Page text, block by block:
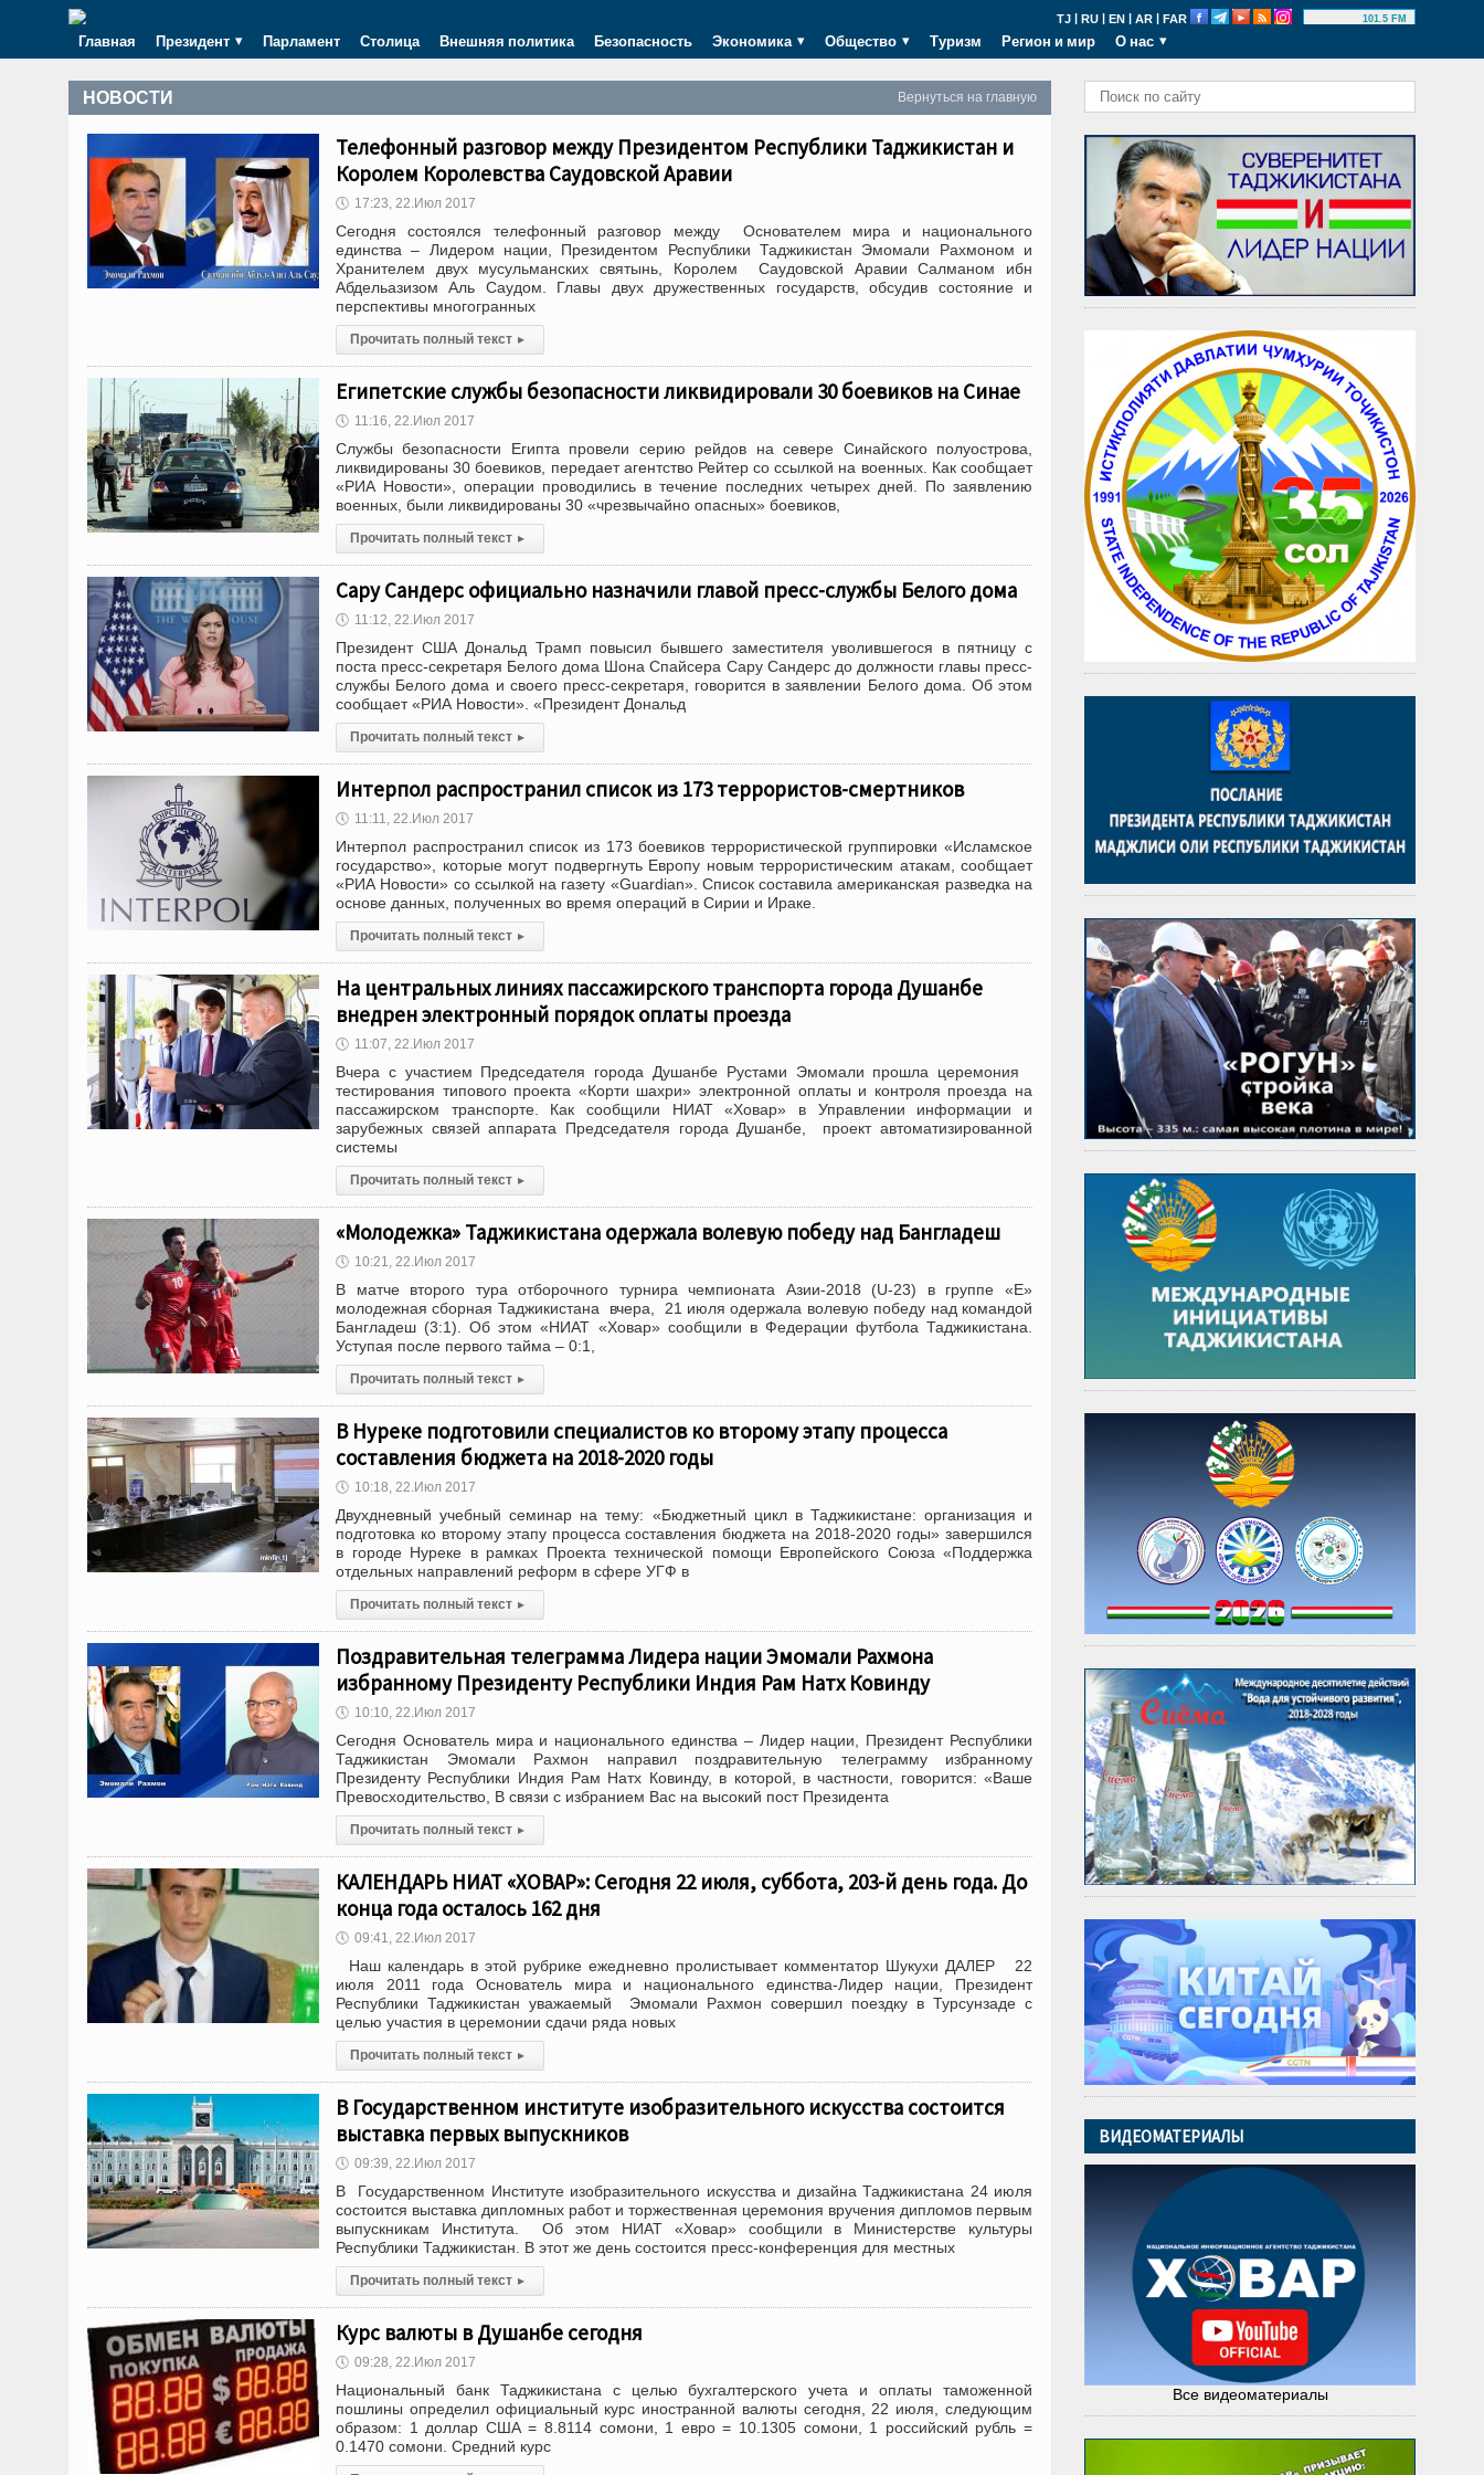
TJ | RU | EN | AR | FAR 101.5 FM
Главная Президент Парламент Столица Внешняя политика Безопасность Экономика Общество Туризм Регион и мир О нас
Вернуться на главную
НОВОСТИ
Телефонный разговор между Президентом Республики Таджикистан и
Королем Королевства Саудовской Аравии
🕔 17:23, 22.Июл 2017
Сегодня состоялся телефонный разговор между Основателем мира и национального
единства – Лидером нации, Президентом Республики Таджикистан Эмомали Рахмоном и
Хранителем двух мусульманских святынь, Королем Саудовской Аравии Салманом ибн
Абдельазизом Аль Саудом. Главы двух дружественных государств, обсудив состояние и
перспективы многогранных
Прочитать полный текст ▸
Египетские службы безопасности ликвидировали 30 боевиков на Синае
🕔 11:16, 22.Июл 2017
Службы безопасности Египта провели серию рейдов на севере Синайского полуострова,
ликвидированы 30 боевиков, передает агентство Рейтер со ссылкой на военных. Как сообщает
«РИА Новости», операции проводились в течение последних четырех дней. По заявлению
военных, были ликвидированы 30 «чрезвычайно опасных» боевиков,
Прочитать полный текст ▸
Сару Сандерс официально назначили главой пресс-службы Белого дома
🕔 11:12, 22.Июл 2017
Президент США Дональд Трамп повысил бывшего заместителя уволившегося в пятницу с
поста пресс-секретаря Белого дома Шона Спайсера Сару Сандерс до должности главы пресс-
службы Белого дома и своего пресс-секретаря, говорится в заявлении Белого дома. Об этом
сообщает «РИА Новости». «Президент Дональд
Прочитать полный текст ▸
Интерпол распространил список из 173 террористов-смертников
🕔 11:11, 22.Июл 2017
Интерпол распространил список из 173 боевиков террористической группировки «Исламское
государство», которые могут подвергнуть Европу новым террористическим атакам, сообщает
«РИА Новости» со ссылкой на газету «Guardian». Список составила американская разведка на
основе данных, полученных во время операций в Сирии и Ираке.
Прочитать полный текст ▸
На центральных линиях пассажирского транспорта города Душанбе
внедрен электронный порядок оплаты проезда
🕔 11:07, 22.Июл 2017
Вчера с участием Председателя города Душанбе Рустами Эмомали прошла церемония
тестирования типового проекта «Корти шахри» электронной оплаты и контроля проезда на
пассажирском транспорте. Как сообщили НИАТ «Ховар» в Управлении информации и
зарубежных связей аппарата Председателя города Душанбе, проект автоматизированной
системы
Прочитать полный текст ▸
«Молодежка» Таджикистана одержала волевую победу над Бангладеш
🕔 10:21, 22.Июл 2017
В матче второго тура отборочного турнира чемпионата Азии-2018 (U-23) в группе «Е»
молодежная сборная Таджикистана вчера, 21 июля одержала волевую победу над командой
Бангладеш (3:1). Об этом «НИАТ «Ховар» сообщили в Федерации футбола Таджикистана.
Уступая после первого тайма – 0:1,
Прочитать полный текст ▸
В Нуреке подготовили специалистов ко второму этапу процесса
составления бюджета на 2018-2020 годы
🕔 10:18, 22.Июл 2017
Двухдневный учебный семинар на тему: «Бюджетный цикл в Таджикистане: организация и
подготовка ко второму этапу процесса составления бюджета на 2018-2020 годы» завершился
в городе Нуреке в рамках Проекта технической помощи Европейского Союза «Поддержка
отдельных направлений реформ в сфере УГФ в
Прочитать полный текст ▸
Поздравительная телеграмма Лидера нации Эмомали Рахмона
избранному Президенту Республики Индия Рам Натх Ковинду
🕔 10:10, 22.Июл 2017
Сегодня Основатель мира и национального единства – Лидер нации, Президент Республики
Таджикистан Эмомали Рахмон направил поздравительную телеграмму избранному
Президенту Республики Индия Рам Натх Ковинду, в которой, в частности, говорится: «Ваше
Превосходительство, В связи с избранием Вас на высокий пост Президента
Прочитать полный текст ▸
КАЛЕНДАРЬ НИАТ «ХОВАР»: Сегодня 22 июля, суббота, 203-й день года. До
конца года осталось 162 дня
🕔 09:41, 22.Июл 2017
Наш календарь в этой рубрике ежедневно пролистывает комментатор Шукухи ДАЛЕР 22
июля 2011 года Основатель мира и национального единства-Лидер нации, Президент
Республики Таджикистан уважаемый Эмомали Рахмон совершил поездку в Турсунзаде с
целью участия в церемонии сдачи ряда новых
Прочитать полный текст ▸
В Государственном институте изобразительного искусства состоится
выставка первых выпускников
🕔 09:39, 22.Июл 2017
В Государственном Институте изобразительного искусства и дизайна Таджикистана 24 июля
состоится выставка дипломных работ и торжественная церемония вручения дипломов первым
выпускникам Института. Об этом НИАТ «Ховар» сообщили в Министерстве культуры
Республики Таджикистан. В этот же день состоится пресс-конференция для местных
Прочитать полный текст ▸
Курс валюты в Душанбе сегодня
🕔 09:28, 22.Июл 2017
Национальный банк Таджикистана с целью бухгалтерского учета и оплаты таможенной
пошлины определил официальный курс иностранной валюты сегодня, 22 июля, следующим
образом: 1 доллар США = 8.8114 сомони, 1 евро = 10.1305 сомони, 1 российский рубль =
0.1470 сомони. Средний курс
ВИДЕОМАТЕРИАЛЫ
Все видеоматериалы